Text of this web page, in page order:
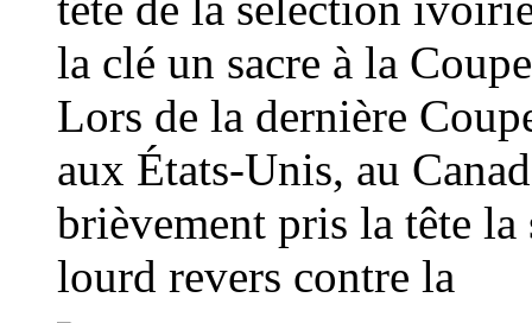
la clé un sacre à la
Lors de la dernière
aux États-Unis, au
brièvement pris la tête
lourd revers contre la